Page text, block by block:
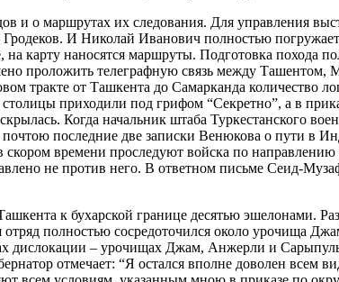
и о маршрутах их следования. Для управления
И Николай Иванович полностью
карту наносятся маршруты. Подготовка похода
проложить телеграфную связь между
тракте от Ташкента до Самарканда количество
приходили под грифом “Секретно”, а в
Когда начальник штаба Туркестанского
последние две записки Венюкова о пути в
скором времени проследуют войска по
не против него. В ответном письме Сеид-
к бухарской границе десятью эшелонами.
полностью сосредоточился около урочища
дислокации – урочищах Джам, Анжерли и
отмечает: “Я остался вполне доволен всем